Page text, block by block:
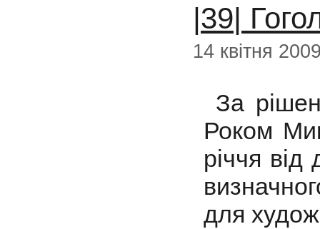
|39|
14 квітня
За
Роком
річчя
для